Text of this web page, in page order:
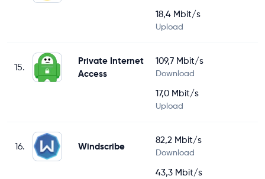
18,4 Mbit/s
Upload
15.
Private Internet
Access
109,7 Mbit/s
Download
17,0 Mbit/s
Upload
16. Windscribe
82,2 Mbit/s
Download
43,3 Mbit/s